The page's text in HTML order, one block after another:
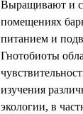
Выращивают и
помещениях
питанием и
Гнотобиоты
изучения
экологии, в